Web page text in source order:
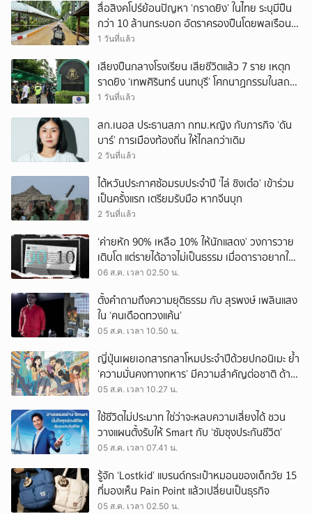
สื่อสิงคโปร์ย้อนปัญหา ‘กราดยิง’ ในไทย ระบุมีปืน
กว่า 10 ล้านกระบอก อัตราครองปืนโดยพลเรือน
สูงที่สุดในภูมิภาค
1 วันที่แล้ว
เสียงปืนกลางโรงเรียน เสียชีวิตแล้ว 7 ราย เหตุก
ราดยิง ‘เทพศิรินทร์ นนทบุรี’ โศกนาฏกรรมในสถาน
ศึกษา ครั้งที่ 2 ในรอบปี
1 วันที่แล้ว
สก.เนอส ประธานสภา กทม.หญิง กับภารกิจ ‘ดัน
บาร์’ การเมืองท้องถิ่น ให้ไกลกว่าเดิม
2 วันที่แล้ว
ไต้หวันประกาศซ้อมรบประจำปี ‘ไล่ ชิงเต๋อ’ เข้าร่วม
เป็นครั้งแรก เตรียมรับมือ หากจีนบุก
2 วันที่แล้ว
‘ค่ายหัก 90% เหลือ 10% ให้นักแสดง’ วงการวาย
เติบโต แต่รายได้อาจไม่เป็นธรรม เมื่อดาราอยากให้มี
‘สัญญามาตรฐาน’
06 ส.ค. เวลา 02.50 น.
ตั้งคำถามถึงความยุติธรรม กับ สุรพงษ์ เพลินแสง
ใน ‘คนเดือดทวงแค้น’
05 ส.ค. เวลา 10.50 น.
ญี่ปุ่นเผยเอกสารกลาโหมประจำปีด้วยปกอนิเมะ ย้ำ
‘ความมั่นคงทางทหาร’ มีความสำคัญต่อชาติ ด้าน
จีนเตือน ขออย่าซ้ำรอยประวัติศาสตร์
05 ส.ค. เวลา 10.27 น.
ใช้ชีวิตไม่ประมาท ใช่ว่าจะหลบความเสี่ยงได้ ชวน
วางแผนตั้งรับให้ Smart กับ ‘ซัมซุงประกันชีวิต’
05 ส.ค. เวลา 07.41 น.
รู้จัก ‘Lostkid’ แบรนด์กระเป๋าหมอนของเด็กวัย 15
ที่มองเห็น Pain Point แล้วเปลี่ยนเป็นธุรกิจ
05 ส.ค. เวลา 02.50 น.